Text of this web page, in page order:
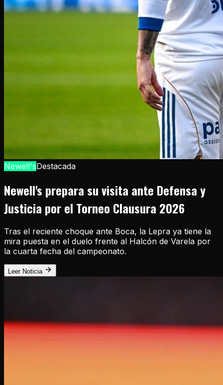
Newell'sDestacada
Newell's prepara su visita ante Defensa y
Justicia por el Torneo Clausura 2026
Tras el reciente choque ante Boca, la Lepra ya tiene la
mira puesta en el duelo frente al Halcón de Varela por
la cuarta fecha del campeonato.
Leer Noticia